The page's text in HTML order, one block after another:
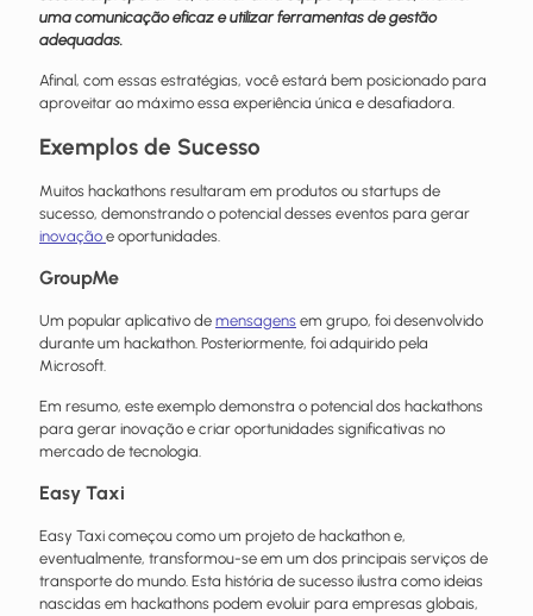
uma comunicação eficaz e utilizar ferramentas de gestão
adequadas.
Afinal, com essas estratégias, você estará bem posicionado para
aproveitar ao máximo essa experiência única e desafiadora.
Exemplos de Sucesso
Muitos hackathons resultaram em produtos ou startups de
sucesso, demonstrando o potencial desses eventos para gerar
inovação e oportunidades.
GroupMe
Um popular aplicativo de mensagens em grupo, foi desenvolvido
durante um hackathon. Posteriormente, foi adquirido pela
Microsoft.
Em resumo, este exemplo demonstra o potencial dos hackathons
para gerar inovação e criar oportunidades significativas no
mercado de tecnologia.
Easy Taxi
Easy Taxi começou como um projeto de hackathon e,
eventualmente, transformou-se em um dos principais serviços de
transporte do mundo. Esta história de sucesso ilustra como ideias
nascidas em hackathons podem evoluir para empresas globais,